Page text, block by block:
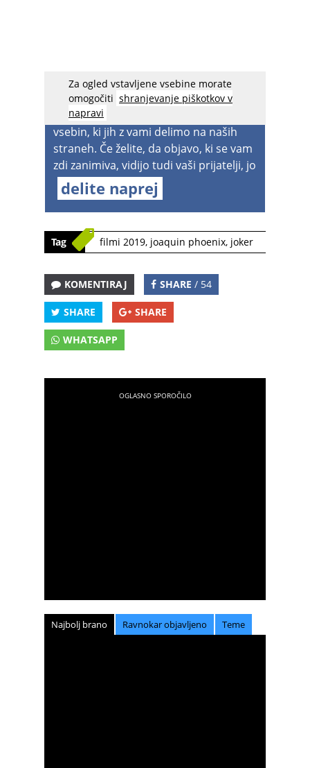
Za ogled vstavljene vsebine morate
omogočiti shranjevanje piškotkov v
napravi
acebook spreminja nastavitve, zato
boste v prihodnje lahko videvali manj
vsebin, ki jih z vami delimo na naših
straneh. Če želite, da objavo, ki se vam
zdi zanimiva, vidijo tudi vaši prijatelji, jo
delite naprej
Tag filmi 2019, joaquin phoenix, joker
KOMENTIRAJ SHARE / 54
SHARE SHARE
WHATSAPP
Najbolj brano Ravnokar objavljeno Teme